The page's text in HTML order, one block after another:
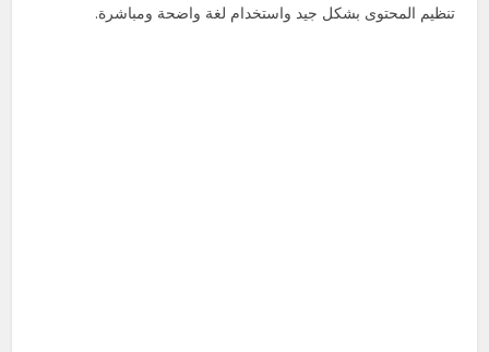
تنظيم المحتوى بشكل جيد واستخدام لغة واضحة ومباشرة.